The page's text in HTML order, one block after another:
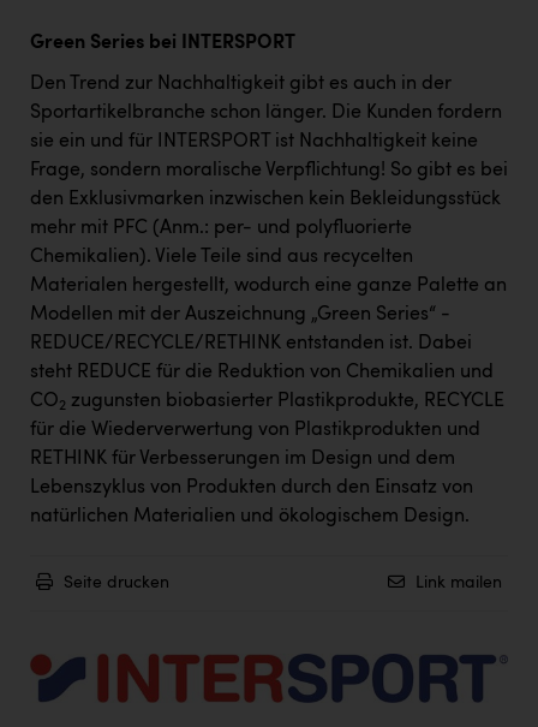
Green Series bei INTERSPORT
Den Trend zur Nachhaltigkeit gibt es auch in der
Sportartikelbranche schon länger. Die Kunden fordern
sie ein und für INTERSPORT ist Nachhaltigkeit keine
Frage, sondern moralische Verpflichtung! So gibt es bei
den Exklusivmarken inzwischen kein Bekleidungsstück
mehr mit PFC (Anm.: per- und polyfluorierte
Chemikalien). Viele Teile sind aus recycelten
Materialen hergestellt, wodurch eine ganze Palette an
Modellen mit der Auszeichnung „Green Series“ -
REDUCE/RECYCLE/RETHINK entstanden ist. Dabei
steht REDUCE für die Reduktion von Chemikalien und
CO2 zugunsten biobasierter Plastikprodukte, RECYCLE
für die Wiederverwertung von Plastikprodukten und
RETHINK für Verbesserungen im Design und dem
Lebenszyklus von Produkten durch den Einsatz von
natürlichen Materialien und ökologischem Design.
Seite drucken Link mailen